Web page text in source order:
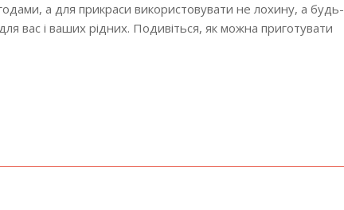
а для прикраси використовувати не лохину, а будь-
вас і ваших рідних. Подивіться, як можна приготувати